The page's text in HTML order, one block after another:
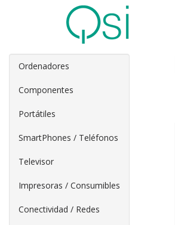
Ordenadores
Componentes
Portátiles
SmartPhones / Teléfonos
Televisor
Impresoras / Consumibles
Conectividad / Redes